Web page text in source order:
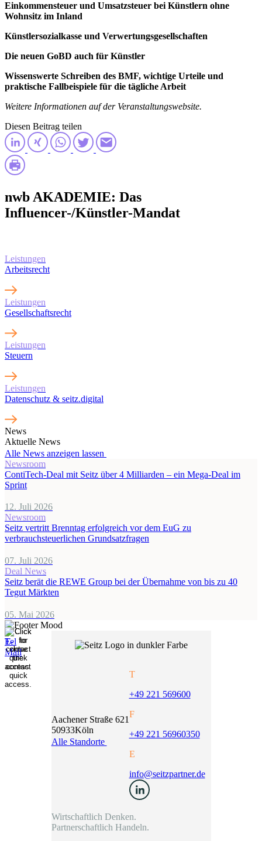
Einkommensteuer und Umsatzsteuer bei Künstlern ohne
Wohnsitz im Inland
Künstlersozialkasse und Verwertungsgesellschaften
Die neuen GoBD auch für Künstler
Wissenswerte Schreiben des BMF, wichtige Urteile und
praktische Fallbeispiele für die tägliche Arbeit
Weitere Informationen auf der Veranstaltungswebsite.
Diesen Beitrag teilen
nwb AKADEMIE: Das
Influencer-/Künstler-Mandat
Leistungen
Arbeitsrecht
Leistungen
Gesellschaftsrecht
Leistungen
Steuern
Leistungen
Datenschutz & seitz.digital
News
Aktuelle News
Alle News anzeigen lassen
Newsroom
ContiTech-Deal mit Seitz über 4 Milliarden – ein Mega-Deal im
Sprint
12. Juli 2026
Newsroom
Seitz vertritt Brenntag erfolgreich vor dem EuG zu
verbrauchsteuerlichen Grundsatzfragen
07. Juli 2026
Deal News
Seitz berät die REWE Group bei der Übernahme von bis zu 40
Tegut Märkten
05. Mai 2026
Aachener Straße 621
50933Köln
Alle Standorte
T
+49 221 569600
F
+49 221 56960350
E
info@seitzpartner.de
Wirtschaftlich Denken.
Partnerschaftlich Handeln.